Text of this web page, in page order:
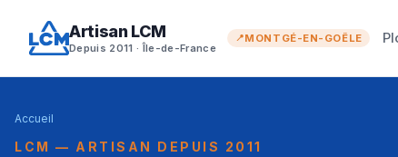
Artisan LCM
Depuis 2011 · Île-de-France
MONTGÉ-EN-GOËLE
Accueil
LCM — ARTISAN DEPUIS 2011